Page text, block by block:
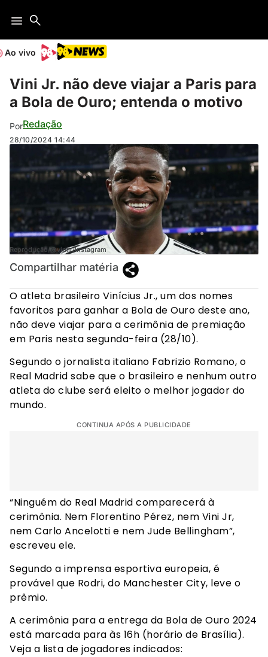
Ao vivo
Vini Jr. não deve viajar a Paris para
a Bola de Ouro; entenda o motivo
PorRedação
28/10/2024 14:44
Reprodução/@vinijr/Instagram
Compartilhar matéria
O atleta brasileiro Vinícius Jr., um dos nomes
favoritos para ganhar a Bola de Ouro deste ano,
não deve viajar para a cerimônia de premiação
em Paris nesta segunda-feira (28/10).
Segundo o jornalista italiano Fabrizio Romano, o
Real Madrid sabe que o brasileiro e nenhum outro
atleta do clube será eleito o melhor jogador do
mundo.
CONTINUA APÓS A PUBLICIDADE
“Ninguém do Real Madrid comparecerá à
cerimônia. Nem Florentino Pérez, nem Vini Jr,
nem Carlo Ancelotti e nem Jude Bellingham”,
escreveu ele.
Segundo a imprensa esportiva europeia, é
provável que Rodri, do Manchester City, leve o
prêmio.
A cerimônia para a entrega da Bola de Ouro 2024
está marcada para às 16h (horário de Brasília).
Veja a lista de jogadores indicados: